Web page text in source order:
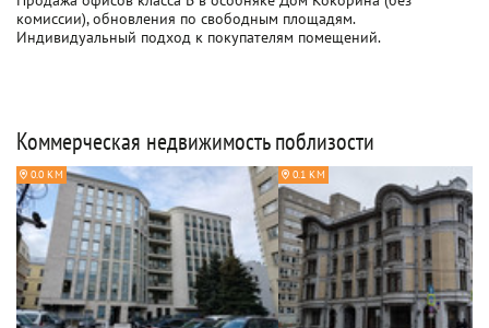
комиссии), обновления по свободным площадям.
Индивидуальный подход к покупателям помещений.
Коммерческая недвижимость поблизости
0.0 КМ 0.1 КМ